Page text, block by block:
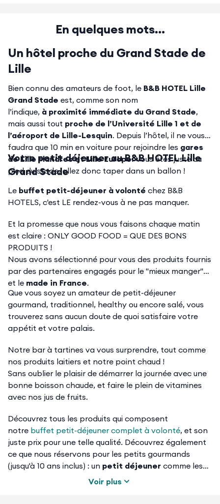
En quelques mots...
Un hôtel proche du Grand Stade de
Lille
Bien connu des amateurs de foot, le B&B HOTEL Lille
Grand Stade est, comme son nom
l’indique, à proximité immédiate du Grand Stade,
mais aussi tout proche de l’Université Lille 1 et de
l’aéroport de Lille-Lesquin. Depuis l’hôtel, il ne vous
faudra que 10 min en voiture pour rejoindre les gares
de Lille Flandres et Lille Europe. Vous êtes juste au
pied du stade, allez donc taper dans un ballon !
Votre petit déjeuner au B&B HOTEL Lille
Grand Stade
Le buffet petit-déjeuner à volonté chez B&B
HOTELS, c'est LE rendez-vous à ne pas manquer.
Et la promesse que nous vous faisons chaque matin
est claire : ONLY GOOD FOOD = QUE DES BONS
PRODUITS !
Nous avons sélectionné pour vous des produits fournis
par des partenaires engagés pour le "mieux manger"
et le made in France.
Que vous soyez un amateur de petit-déjeuner
gourmand, traditionnel, healthy ou encore salé, vous
trouverez sans aucun doute de quoi satisfaire votre
appétit et votre palais.
Notre bar à tartines va vous surprendre, tout comme
nos produits laitiers et notre point chaud !
Sans oublier le plaisir de démarrer la journée avec une
bonne boisson chaude, et faire le plein de vitamines
avec nos jus de fruits.
Découvrez tous les produits qui composent
notre buffet petit-déjeuner complet à volonté, et son
juste prix pour une telle qualité. Découvrez également
ce que nous réservons pour les petits gourmands
(jusqu'à 10 ans inclus) : un petit déjeuner comme les
Voir plus